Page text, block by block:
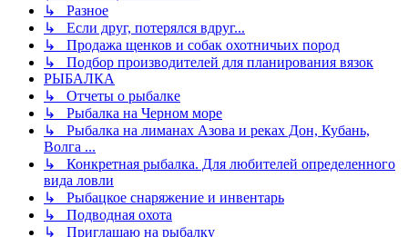
↳ Разное
↳ Если друг, потерялся вдруг...
↳ Продажа щенков и собак охотничьих пород
↳ Подбор производителей для планирования вязок
РЫБАЛКА
↳ Отчеты о рыбалке
↳ Рыбалка на Черном море
↳ Рыбалка на лиманах Азова и реках Дон, Кубань,
Волга ...
↳ Конкретная рыбалка. Для любителей определенного
вида ловли
↳ Рыбацкое снаряжение и инвентарь
↳ Подводная охота
↳ Приглашаю на рыбалку